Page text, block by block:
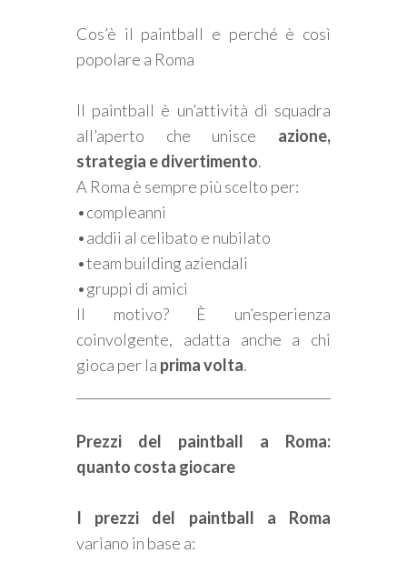
Cos’è il paintball e perché è così
popolare a Roma
Il paintball è un’attività di squadra
all’aperto che unisce azione,
strategia e divertimento.
A Roma è sempre più scelto per:
•compleanni
•addii al celibato e nubilato
•team building aziendali
•gruppi di amici
Il motivo? È un’esperienza
coinvolgente, adatta anche a chi
gioca per la prima volta.
Prezzi del paintball a Roma:
quanto costa giocare
I prezzi del paintball a Roma
variano in base a: